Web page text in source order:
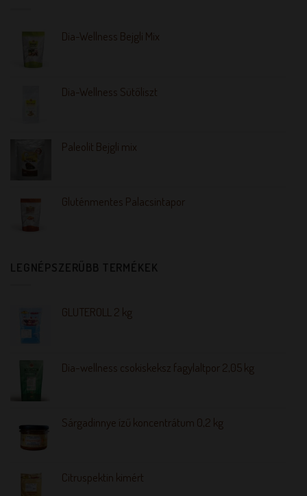
Dia-Wellness Bejgli Mix
Dia-Wellness Sütőliszt
Paleolit Bejgli mix
Gluténmentes Palacsintapor
LEGNÉPSZERŰBB TERMÉKEK
GLUTEROLL 2 kg
Dia-wellness csokiskeksz fagylaltpor 2,05 kg
Sárgadinnye ízű koncentrátum 0,2 kg
Citruspektin kimért